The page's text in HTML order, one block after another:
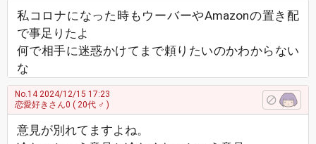
私コロナになった時もウーバーやAmazonの置き配
で事足りたよ
何で相手に迷惑かけてまで頼りたいのかわからない
な
No.142024/12/15 17:23
恋愛好きさん0 ( 20代 ♂ )
意見が別れてますよね。